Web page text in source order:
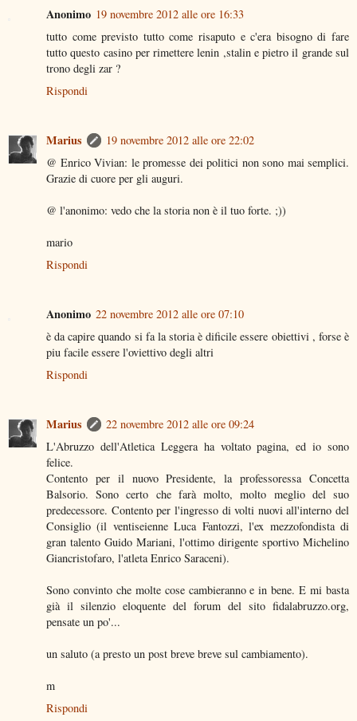
Anonimo 19 novembre 2012 alle ore 16:33
tutto come previsto tutto come risaputo e c'era bisogno di fare
tutto questo casino per rimettere lenin ,stalin e pietro il grande sul
trono degli zar ?
Rispondi
Marius
19 novembre 2012 alle ore 22:02
@ Enrico Vivian: le promesse dei politici non sono mai semplici.
Grazie di cuore per gli auguri.
@ l'anonimo: vedo che la storia non è il tuo forte. ;))
mario
Rispondi
Anonimo 22 novembre 2012 alle ore 07:10
è da capire quando si fa la storia è dificile essere obiettivi , forse è
piu facile essere l'oviettivo degli altri
Rispondi
Marius
22 novembre 2012 alle ore 09:24
L'Abruzzo dell'Atletica Leggera ha voltato pagina, ed io sono
felice.
Contento per il nuovo Presidente, la professoressa Concetta
Balsorio. Sono certo che farà molto, molto meglio del suo
predecessore. Contento per l'ingresso di volti nuovi all'interno del
Consiglio (il ventiseienne Luca Fantozzi, l'ex mezzofondista di
gran talento Guido Mariani, l'ottimo dirigente sportivo Michelino
Giancristofaro, l'atleta Enrico Saraceni).
Sono convinto che molte cose cambieranno e in bene. E mi basta
già il silenzio eloquente del forum del sito fidalabruzzo.org,
pensate un po'...
un saluto (a presto un post breve breve sul cambiamento).
m
Rispondi